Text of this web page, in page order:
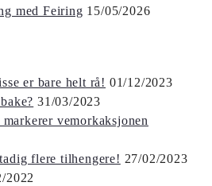
med Feiring 15/05/2026
er bare helt rå! 01/12/2023
31/03/2023
vemorkaksjonen
flere tilhengere! 27/02/2023
2022